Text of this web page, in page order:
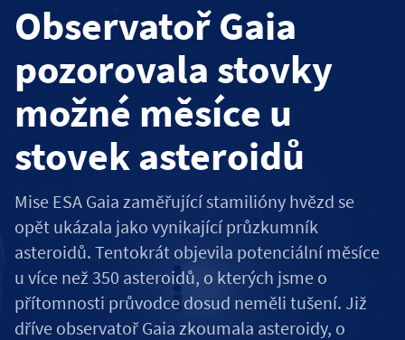
Observatoř Gaia
pozorovala stovky
možné měsíce u
stovek asteroidů
Mise ESA Gaia zaměřující stamilióny hvězd se
opět ukázala jako vynikající průzkumník
asteroidů. Tentokrát objevila potenciální měsíce
u více než 350 asteroidů, o kterých jsme o
přítomnosti průvodce dosud neměli tušení. Již
dříve observatoř Gaia zkoumala asteroidy, o